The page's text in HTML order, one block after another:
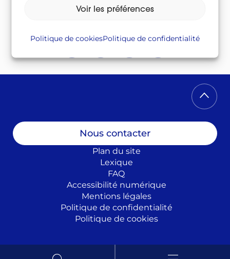
Voir les préférences
Politique de cookiesPolitique de confidentialité
Nous contacter
Plan du site
Lexique
FAQ
Accessibilité numérique
Mentions légales
Politique de confidentialité
Politique de cookies